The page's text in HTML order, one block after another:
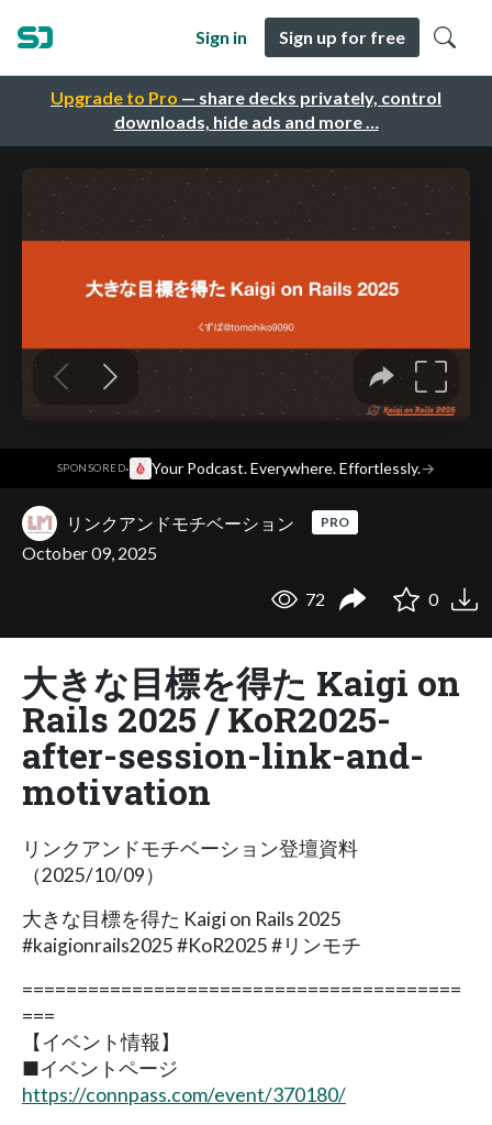
Upgrade to Pro — share decks privately, control
downloads, hide ads and more …
Sign in Sign up for free
SPONSORED· Your Podcast. Everywhere. Effortlessly.→
リンクアンドモチベーション PRO
October 09, 2025
72 0
大きな目標を得た Kaigi on
Rails 2025 / KoR2025-
after-session-link-and-
motivation
リンクアンドモチベーション登壇資料
（2025/10/09）
大きな目標を得た Kaigi on Rails 2025
#kaigionrails2025 #KoR2025 #リンモチ
========================================
===
【イベント情報】
■イベントページ
https://connpass.com/event/370180/